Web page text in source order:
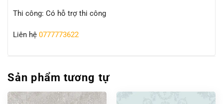
Thi công: Có hỗ trợ thi công
Liên hệ 0777773622
Sản phẩm tương tự